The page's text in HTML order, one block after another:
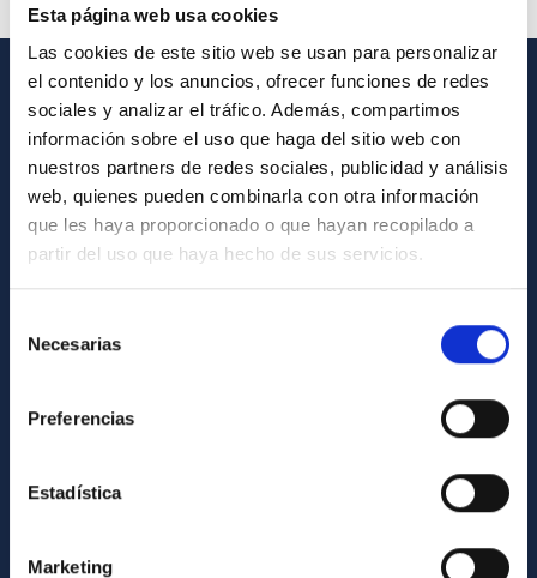
Esta página web usa cookies
Las cookies de este sitio web se usan para personalizar
el contenido y los anuncios, ofrecer funciones de redes
sociales y analizar el tráfico. Además, compartimos
información sobre el uso que haga del sitio web con
nuestros partners de redes sociales, publicidad y análisis
web, quienes pueden combinarla con otra información
que les haya proporcionado o que hayan recopilado a
partir del uso que haya hecho de sus servicios.
Necesarias
Preferencias
Estadística
Marketing
INFORMACIÓN GENERAL
Contacto
Cómo llegar al IAC
Directorio de personal
Biblioteca
Igualdad y diversidad de género